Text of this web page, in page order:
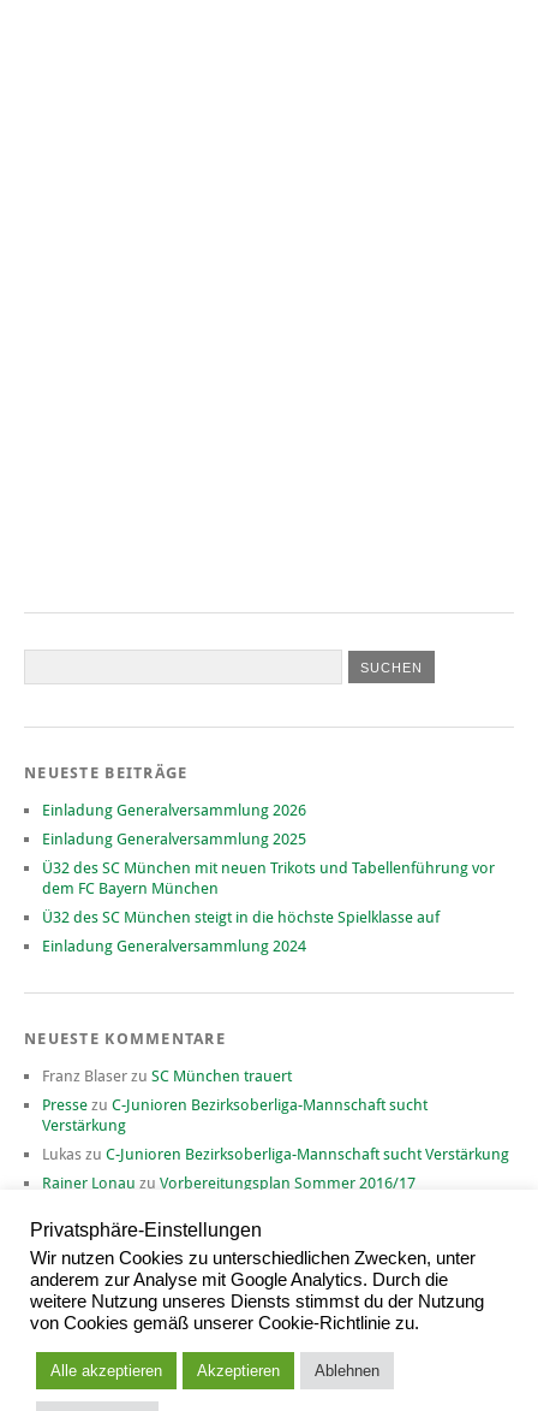
NEUESTE BEITRÄGE
Einladung Generalversammlung 2026
Einladung Generalversammlung 2025
Ü32 des SC München mit neuen Trikots und Tabellenführung vor
dem FC Bayern München
Ü32 des SC München steigt in die höchste Spielklasse auf
Einladung Generalversammlung 2024
NEUESTE KOMMENTARE
Franz Blaser zu SC München trauert
Presse zu C-Junioren Bezirksoberliga-Mannschaft sucht
Verstärkung
Lukas zu C-Junioren Bezirksoberliga-Mannschaft sucht Verstärkung
Rainer Lonau zu Vorbereitungsplan Sommer 2016/17
ARCHIV
Privatsphäre-Einstellungen
Wir nutzen Cookies zu unterschiedlichen Zwecken, unter
anderem zur Analyse mit Google Analytics. Durch die
weitere Nutzung unseres Diensts stimmst du der Nutzung
von Cookies gemäß unserer Cookie-Richtlinie zu.
Alle akzeptieren Akzeptieren Ablehnen